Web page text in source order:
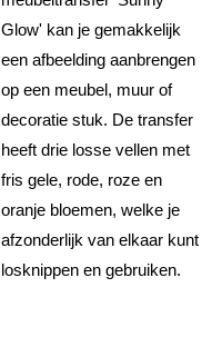
Glow' kan je gemakkelijk
een afbeelding aanbrengen
op een meubel, muur of
decoratie stuk. De transfer
heeft drie losse vellen met
fris gele, rode, roze en
oranje bloemen, welke je
afzonderlijk van elkaar kunt
losknippen en gebruiken.